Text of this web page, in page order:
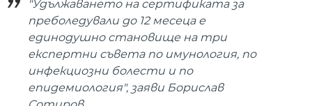
"Удължаването на сертификата за
преболедували до 12 месеца е
единодушно становище на три
експертни съвета по имунология, по
инфекциозни болести и по
епидемиология", заяви Борислав